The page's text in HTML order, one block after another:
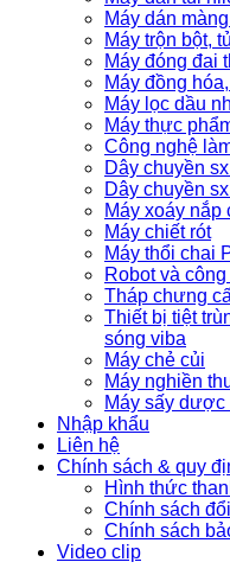
Máy dán
Máy trộn bột,
Máy đóng đai
Máy đồng
Máy lọc dầu
Máy thực
Công nghệ
Dây chuyền
Dây chuyền
Máy xoáy nắp
Máy chiết rót
Máy thổi chai
Robot và
Tháp chưng
Thiết bị tiệt
sóng viba
Máy chẻ củi
Máy nghiền
Máy sấy dược
Nhập khẩu
Liên hệ
Chính sách & quy
Hình thức
Chính sách
Chính sách
Video clip